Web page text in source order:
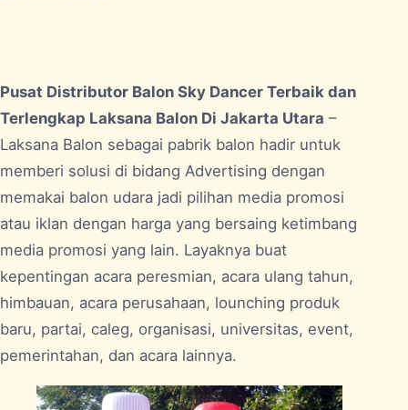
Pusat Distributor Balon Sky Dancer Terbaik dan
Terlengkap Laksana Balon Di Jakarta Utara –
Laksana Balon sebagai pabrik balon hadir untuk
memberi solusi di bidang Advertising dengan
memakai balon udara jadi pilihan media promosi
atau iklan dengan harga yang bersaing ketimbang
media promosi yang lain. Layaknya buat
kepentingan acara peresmian, acara ulang tahun,
himbauan, acara perusahaan, lounching produk
baru, partai, caleg, organisasi, universitas, event,
pemerintahan, dan acara lainnya.